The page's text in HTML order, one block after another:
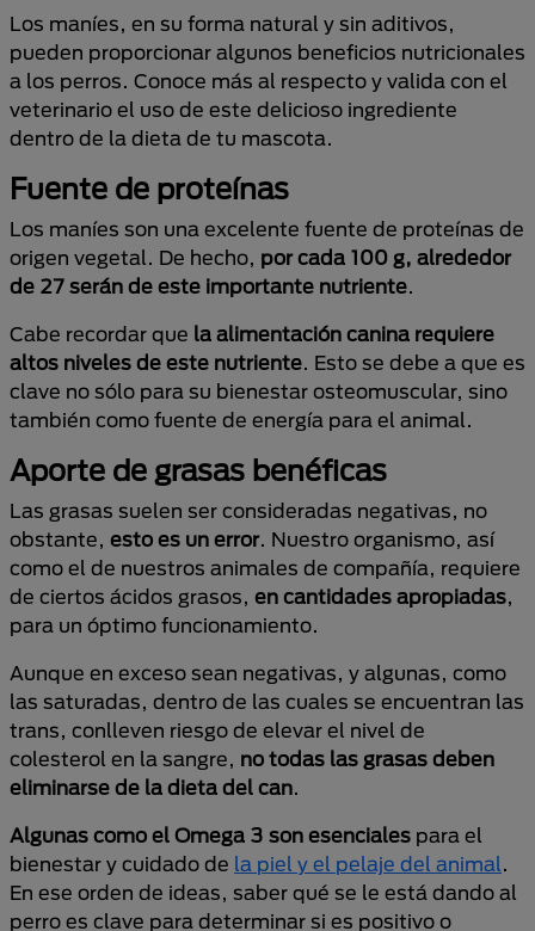
Los maníes, en su forma natural y sin aditivos,
pueden proporcionar algunos beneficios nutricionales
a los perros. Conoce más al respecto y valida con el
veterinario el uso de este delicioso ingrediente
dentro de la dieta de tu mascota.
Fuente de proteínas
Los maníes son una excelente fuente de proteínas de
origen vegetal. De hecho, por cada 100 g, alrededor
de 27 serán de este importante nutriente.
Cabe recordar que la alimentación canina requiere
altos niveles de este nutriente. Esto se debe a que es
clave no sólo para su bienestar osteomuscular, sino
también como fuente de energía para el animal.
Aporte de grasas benéficas
Las grasas suelen ser consideradas negativas, no
obstante, esto es un error. Nuestro organismo, así
como el de nuestros animales de compañía, requiere
de ciertos ácidos grasos, en cantidades apropiadas,
para un óptimo funcionamiento.
Aunque en exceso sean negativas, y algunas, como
las saturadas, dentro de las cuales se encuentran las
trans, conlleven riesgo de elevar el nivel de
colesterol en la sangre, no todas las grasas deben
eliminarse de la dieta del can.
Algunas como el Omega 3 son esenciales para el
bienestar y cuidado de la piel y el pelaje del animal.
En ese orden de ideas, saber qué se le está dando al
perro es clave para determinar si es positivo o